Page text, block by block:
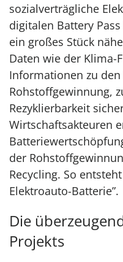
sozialverträgliche
digitalen Battery
ein großes Stück
Daten wie der Klima-
Informationen zu
Rohstoffgewinnung,
Rezyklierbarkeit
Wirtschaftsakteuren
der
Recycling. So
Elektroauto-Batterie”.
Die
Projekts